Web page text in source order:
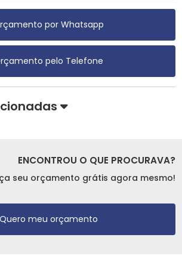
por Whatsapp
pelo Telefone
ENCONTROU O QUE PROCURAVA?
seu orçamento grátis agora mesmo!
Quero meu orçamento